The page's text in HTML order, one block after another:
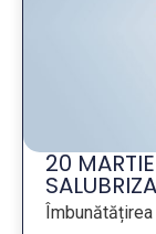
20
MODERNE